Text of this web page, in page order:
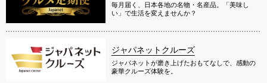
毎月届く、日本各地の名物・名産品。「美味し
い」で生活を変えませんか？
ジャパネットクルーズ
ジャパネットが磨き上げたおもてなしで、感動の
豪華クルーズ体験を。